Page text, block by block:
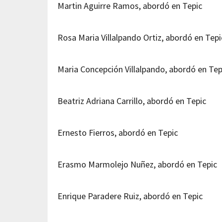
Martin Aguirre Ramos, abordó en Tepic
Rosa Maria Villalpando Ortiz, abordó en
Maria Concepción Villalpando, abordó en
Beatriz Adriana Carrillo, abordó en Tepic
Ernesto Fierros, abordó en Tepic
Erasmo Marmolejo Nuñez, abordó en Tepic
Enrique Paradere Ruiz, abordó en Tepic